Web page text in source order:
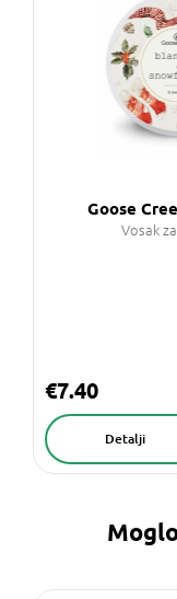
Goose
Vosak
€7.40
Detalji